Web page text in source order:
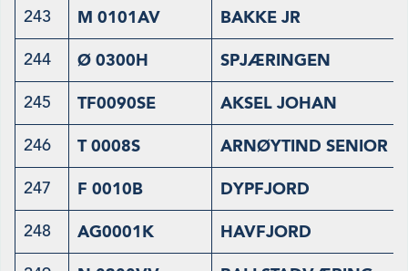
243 M 0101AV BAKKE JR
244 Ø 0300H SPJÆRINGEN
245 TF0090SE AKSEL JOHAN
246 T 0008S ARNØYTIND SENIOR
247 F 0010B DYPFJORD
248 AG0001K HAVFJORD